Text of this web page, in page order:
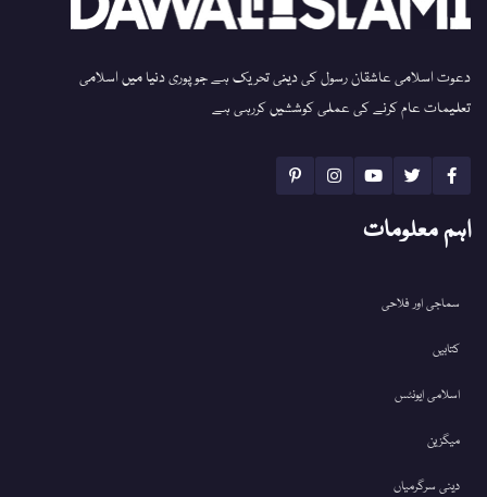
دعوت اسلامی عاشقان رسول کی دینی تحریک ہے جو پوری دنیا میں اسلامی
تعلیمات عام کرنے کی عملی کوششیں کررہی ہے
اہم معلومات
سماجی اور فلاحی
کتابیں
اسلامی ایونٹس
میگزین
دینی سرگرمیاں